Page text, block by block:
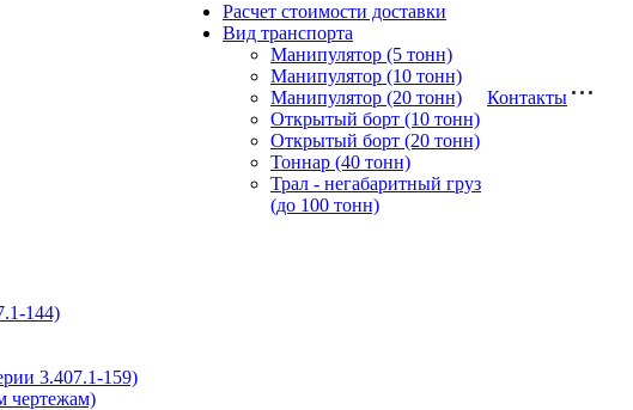
144)
3.407.1-159)
чертежам)
Расчет стоимости доставки
Вид транспорта
Манипулятор (5 тонн)
Манипулятор (10 тонн)
Манипулятор (20 тонн)
Открытый борт (10 тонн)
Открытый борт (20 тонн)
Тоннар (40 тонн)
Трал - негабаритный груз
(до 100 тонн)
Контакты